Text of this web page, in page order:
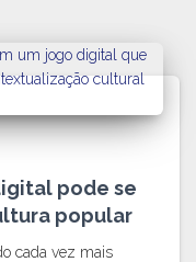
pode se
popular
cada vez mais